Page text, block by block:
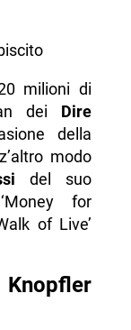
milioni di
dei Dire
della
modo
del suo
for
of Live’